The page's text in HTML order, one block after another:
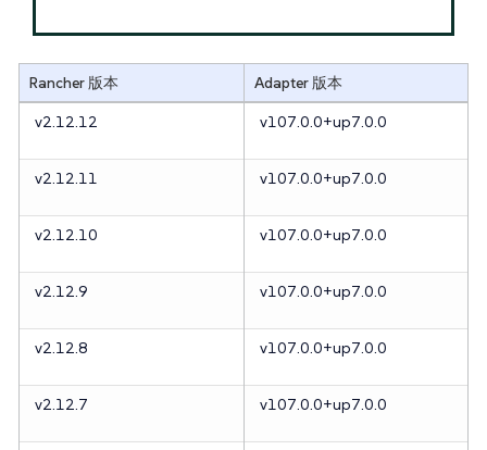
Rancher 版本
Adapter 版本
v2.12.12
v107.0.0+up7.0.0
v2.12.11 v107.0.0+up7.0.0
v2.12.10 v107.0.0+up7.0.0
v2.12.9 v107.0.0+up7.0.0
v2.12.8 v107.0.0+up7.0.0
v2.12.7 v107.0.0+up7.0.0